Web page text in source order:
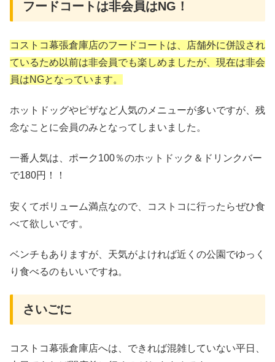
フードコートは非会員はNG！
コストコ幕張倉庫店のフードコートは、店舗外に併設され
ているため以前は非会員でも楽しめましたが、現在は非会
員はNGとなっています。
ホットドッグやピザなど人気のメニューが多いですが、残
念なことに会員のみとなってしまいました。
一番人気は、ポーク100％のホットドック＆ドリンクバー
で180円！！
安くてボリューム満点なので、コストコに行ったらぜひ食
べて欲しいです。
ベンチもありますが、天気がよければ近くの公園でゆっく
り食べるのもいいですね。
さいごに
コストコ幕張倉庫店へは、できれば混雑していない平日、